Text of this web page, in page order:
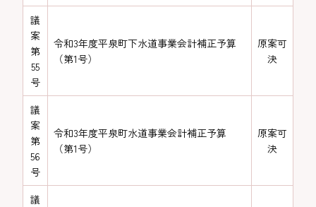
議
案
第
55
号
令和3年度平泉町下水道事業会計補正予算
（第1号）
原案可
決
議
案
第
56
号
令和3年度平泉町水道事業会計補正予算
（第1号）
原案可
決
議